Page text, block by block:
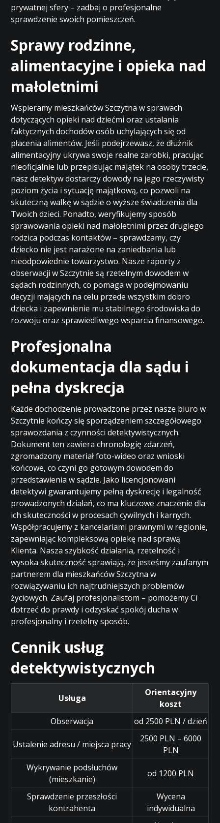
prywatnej sfery – zadbaj o profesjonalne
sprawdzenie swoich pomieszczeń.
Sprawy rodzinne,
alimentacyjne i opieka nad
małoletnimi
Wspieramy mieszkańców Szczytna w sprawach
dotyczących opieki nad dziećmi oraz ustalania
faktycznych dochodów osób uchylających się od
płacenia alimentów. Jeśli podejrzewasz, że dłużnik
alimentacyjny ukrywa swoje realne zarobki, pracując
nieoficjalnie lub przepisując majątek na osoby trzecie,
nasz detektyw dostarczy dowody na jego rzeczywisty
poziom życia i sytuację majątkową, co pozwoli na
skuteczną walkę w sądzie o wyższe świadczenia dla
Twoich dzieci. Ponadto, weryfikujemy sposób
sprawowania opieki nad małoletnimi przez drugiego
rodzica podczas kontaktów – sprawdzamy, czy
dziecko nie jest narażone na zaniedbania lub
nieodpowiednie towarzystwo. Nasze raporty z
obserwacji w Szczytnie są rzetelnym dowodem w
sądach rodzinnych, co pomaga w podejmowaniu
decyzji mających na celu przede wszystkim dobro
dziecka i zapewnienie mu stabilnego środowiska do
rozwoju oraz sprawiedliwego wsparcia finansowego.
Profesjonalna
dokumentacja dla sądu i
pełna dyskrecja
Każde dochodzenie prowadzone przez nasze biuro w
Szczytnie kończy się sporządzeniem szczegółowego
sprawozdania z czynności detektywistycznych.
Dokument ten zawiera chronologię zdarzeń,
zgromadzony materiał foto-wideo oraz wnioski
końcowe, co czyni go gotowym dowodem do
przedstawienia w sądzie. Jako licencjonowani
detektywi gwarantujemy pełną dyskrecję i legalność
prowadzonych działań, co ma kluczowe znaczenie dla
ich skuteczności w procesach cywilnych i karnych.
Współpracujemy z kancelariami prawnymi w regionie,
zapewniając kompleksową opiekę nad sprawą
Klienta. Nasza szybkość działania, rzetelność i
wysoka skuteczność sprawiają, że jesteśmy zaufanym
partnerem dla mieszkańców Szczytna w
rozwiązywaniu ich najtrudniejszych problemów
życiowych. Zaufaj profesjonalistom – pomożemy Ci
dotrzeć do prawdy i odzyskać spokój ducha w
profesjonalny i rzetelny sposób.
Cennik usług
detektywistycznych
Usługa
Orientacyjny
koszt
Obserwacja
od 2500 PLN / dzień
Ustalenie adresu / miejsca pracy
2500 PLN – 6000
PLN
Wykrywanie podsłuchów
(mieszkanie)
od 1200 PLN
Sprawdzenie przeszłości
kontrahenta
Wycena
indywidualna